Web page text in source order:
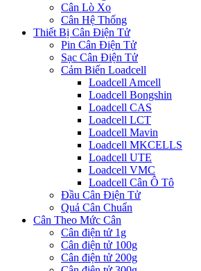
Cân Lò Xo
Cân Hệ Thống
Thiết Bị Cân Điện Tử
Pin Cân Điện Tử
Sạc Cân Điện Tử
Cảm Biến Loadcell
Loadcell Amcell
Loadcell Bongshin
Loadcell CAS
Loadcell LCT
Loadcell Mavin
Loadcell MKCELLS
Loadcell UTE
Loadcell VMC
Loadcell Cân Ô Tô
Đầu Cân Điện Tử
Quả Cân Chuẩn
Cân Theo Mức Cân
Cân điện tử 1g
Cân điện tử 100g
Cân điện tử 200g